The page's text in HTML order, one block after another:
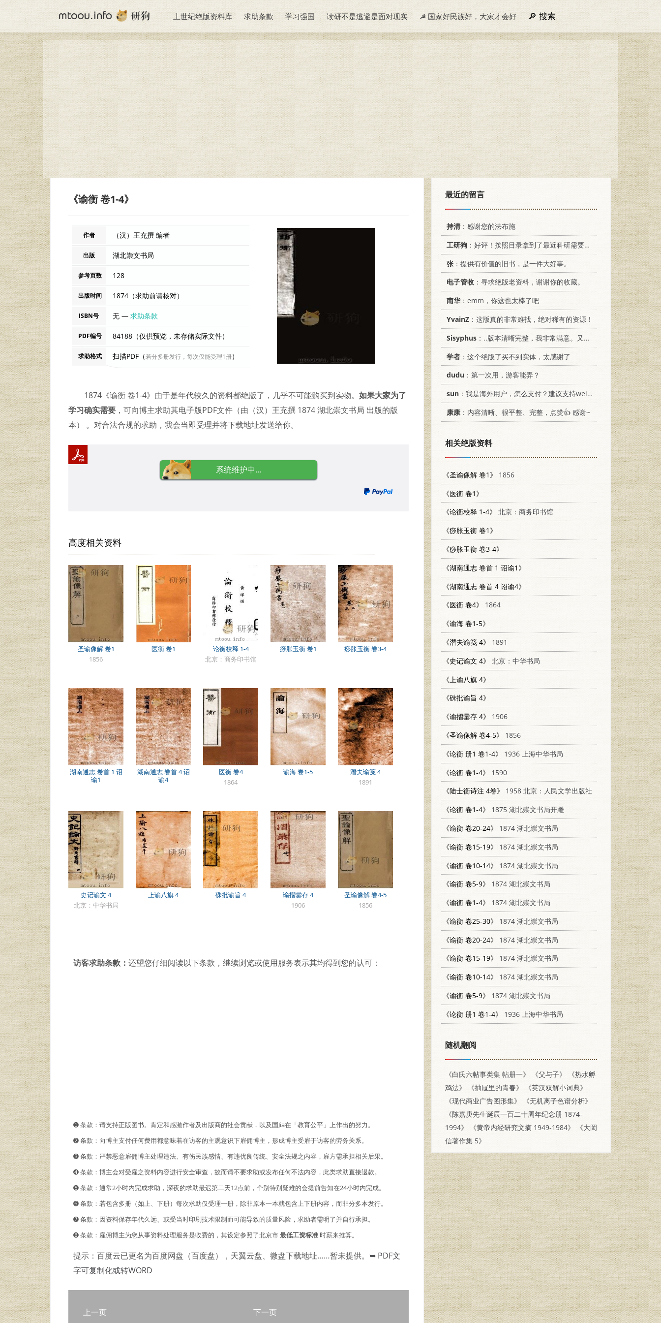
上世纪绝版资料库 求助条款 学习强国 读研不是逃避是面对现实 ☭ 国家好民族好，大家才会好 搜索
《谕衡 卷1-4》
作者 （汉）王充撰 编者
出版 湖北崇文书局
参考页数 128
出版时间 1874（求助前请核对）
ISBN号 无 —求助条款
PDF编号 84188（仅供预览，未存储实际文件）
求助格式 扫描PDF（若分多册发行，每次仅能受理1册）
1874《谕衡 卷1-4》由于是年代较久的资料都绝版了，几乎不可能购买到实物。 如果大家为了
学习确实需要 ，可向博主求助其电子版PDF文件（由（汉）王充撰 1874 湖北崇文书局 出版的版
本） 。对合法合规的求助，我会当即受理并将下载地址发送给你。
系统维护中...
高度相关资料
圣谕像解 卷1
1856
医衡 卷1
论衡校释 1-4
北京：商务印书馆
痧胀玉衡 卷1 痧胀玉衡 卷3-4
湖南通志 卷首 1 诏
谕1
湖南通志 卷首 4 诏
谕4
医衡 卷4
1864
谕海 卷1-5
潛夫谕笺 4
1891
史记谕文 4
北京：中华书局
上谕八旗 4 硃批谕旨 4
谕摺彚存 4
1906
圣谕像解 卷4-5
1856
访客求助条款： 还望您仔细阅读以下条款，继续浏览或使用服务表示其均得到您的认可：
➊️ 条款：请支持正版图书。肯定和感激作者及出版商的社会贡献，以及国Jia在「教育公平」上作出的努力。
➋️️ 条款：向博主支付任何费用都意味着在访客的主观意识下雇佣博主，形成博主受雇于访客的劳务关系。
➌ 条款：严禁恶意雇佣博主处理违法、有伤民族感情、有违优良传统、安全法规之内容，雇方需承担相关后果。
➍ 条款：博主会对受雇之资料内容进行安全审查，故而请不要求助或发布任何不法内容，此类求助直接退款。
➎ 条款：通常2小时内完成求助，深夜的求助最迟第二天12点前，个别特别疑难的会提前告知在24小时内完成。
➏ 条款：若包含多册（如上、下册）每次求助仅受理一册，除非原本一本就包含上下册内容，而非分多本发行。
➐ 条款：因资料保存年代久远、或受当时印刷技术限制而可能导致的质量风险，求助者需明了并自行承担。
➑ 条款：雇佣博主为您从事资料处理服务是收费的，其设定参照了北京市最低工资标准时薪来推算。
提示：百度云已更名为百度网盘（百度盘），天翼云盘、微盘下载地址……暂未提供。 ➥ PDF文
字可复制化或转WORD
上一页 下一页
最近的留言
持清：感谢您的法布施
工研狗 ：好评！按照目录拿到了最近科研需要的材料！
张 ：提供有价值的旧书，是一件大好事。
电子管收 ：寻求绝版老资料，谢谢你的收藏。
南华：emm，你这也太棒了吧
YvainZ ：这版真的非常难找，绝对稀有的资源！
Sisyphus ：..版本清晰完整，我非常满意。又及，这本《话语的真相》...
学者 ：这个绝版了买不到实体，太感谢了
dudu ：第一次用，游客能弄？
sun ：我是海外用户，怎么支付？建议支持weixin支付
康康 ：内容清晰、很平整、完整，点赞👍 感谢~
相关绝版资料
《圣谕像解 卷1》
1856
《医衡 卷1》
《论衡校释 1-4》
北京：商务印书馆
《痧胀玉衡 卷1》
《痧胀玉衡 卷3-4》
《湖南通志 卷首 1 诏谕1》
《湖南通志 卷首 4 诏谕4》
《医衡 卷4》
1864
《谕海 卷1-5》
《潛夫谕笺 4》
1891
《史记谕文 4》
北京：中华书局
《上谕八旗 4》
《硃批谕旨 4》
《谕摺彚存 4》
1906
《圣谕像解 卷4-5》
1856
《论衡 册1 卷1-4》
1936 上海中华书局
《论衡 卷1-4》
1590
《陆士衡诗注 4卷》
1958 北京：人民文学出版社
《论衡 卷1-4》
1875 湖北崇文书局开雕
《谕衡 卷20-24》
1874 湖北崇文书局
《谕衡 卷15-19》
1874 湖北崇文书局
《谕衡 卷10-14》
1874 湖北崇文书局
《谕衡 卷5-9》
1874 湖北崇文书局
《谕衡 卷1-4》
1874 湖北崇文书局
《谕衡 卷25-30》
1874 湖北崇文书局
《谕衡 卷20-24》
1874 湖北崇文书局
《谕衡 卷15-19》
1874 湖北崇文书局
《谕衡 卷10-14》
1874 湖北崇文书局
《谕衡 卷5-9》
1874 湖北崇文书局
《论衡 册1 卷1-4》
1936 上海中华书局
随机翻阅
《白氏六帖事类集 帖册一》 《父与子》
《热水孵
鸡法》
《抽屉里的青春》
《英汉双解小词典》
《现代商业广告图形集》
《无机离子色谱分析》
《陈嘉庚先生诞辰一百二十周年纪念册 1874-
1994》
《黄帝内经研究文摘 1949-1984》
《大岡
信著作集 5》